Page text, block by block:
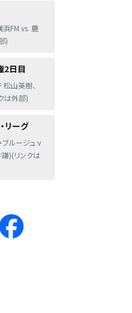
浜FM vs. 鹿
)
2日目
山英樹、
は外部)
リーグ
ブルージュ v
謙)(リンクは